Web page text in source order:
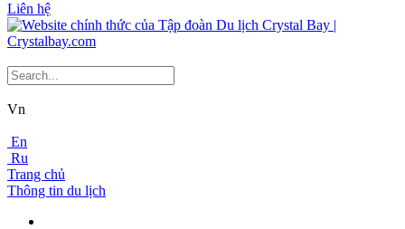
Liên hệ
Vn
En
Ru
Trang chủ
Thông tin du lịch